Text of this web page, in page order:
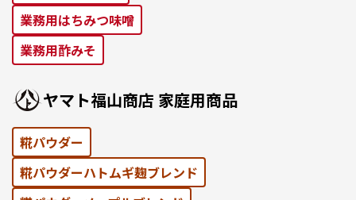
業務用はちみつ味噌
業務用酢みそ
ヤマト福⼭商店 家庭⽤商品
糀パウダー
糀パウダーハトムギ麹ブレンド